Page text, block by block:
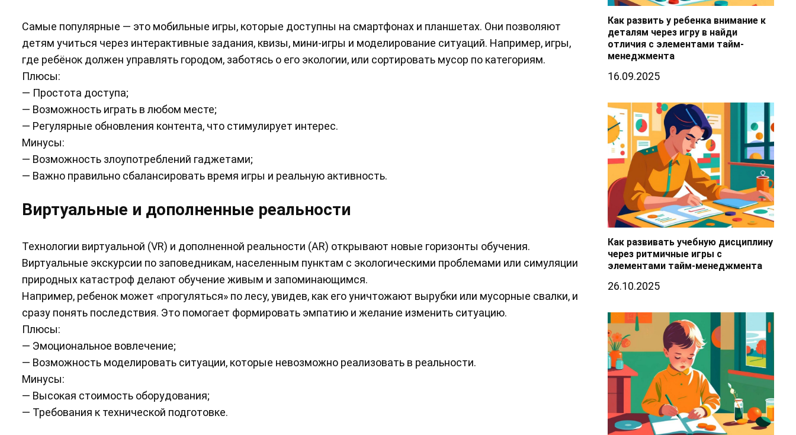
Самые популярные — это мобильные игры, которые доступны на смартфонах и планшетах. Они позволяют
детям учиться через интерактивные задания, квизы, мини-игры и моделирование ситуаций. Например, игры,
где ребёнок должен управлять городом, заботясь о его экологии, или сортировать мусор по категориям.
Плюсы:
— Простота доступа;
— Возможность играть в любом месте;
— Регулярные обновления контента, что стимулирует интерес.
Минусы:
— Возможность злоупотреблений гаджетами;
— Важно правильно сбалансировать время игры и реальную активность.
Виртуальные и дополненные реальности
Технологии виртуальной (VR) и дополненной реальности (AR) открывают новые горизонты обучения.
Виртуальные экскурсии по заповедникам, населенным пунктам с экологическими проблемами или симуляции
природных катастроф делают обучение живым и запоминающимся.
Например, ребенок может «прогуляться» по лесу, увидев, как его уничтожают вырубки или мусорные свалки, и
сразу понять последствия. Это помогает формировать эмпатию и желание изменить ситуацию.
Плюсы:
— Эмоциональное вовлечение;
— Возможность моделировать ситуации, которые невозможно реализовать в реальности.
Минусы:
— Высокая стоимость оборудования;
— Требования к технической подготовке.
Как развить у ребенка внимание к
деталям через игру в найди
отличия с элементами тайм-
менеджмента
16.09.2025
Как развивать учебную дисциплину
через ритмичные игры с
элементами тайм-менеджмента
26.10.2025